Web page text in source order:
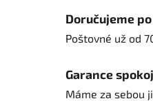
Doručujeme
Poštovné už od
Garance
Máme za sebou